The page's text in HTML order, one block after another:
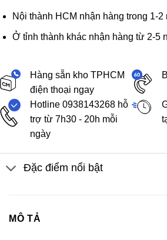
Nội thành HCM nhận hàng trong 1-2
Ở tỉnh thành khác nhận hàng từ 2-5
Hàng sẵn kho TPHCM
điện thoại ngay
Hotline 0938143268 hỗ
trợ từ 7h30 - 20h mỗi
ngày
Đặc điểm nổi bật
MÔ TẢ